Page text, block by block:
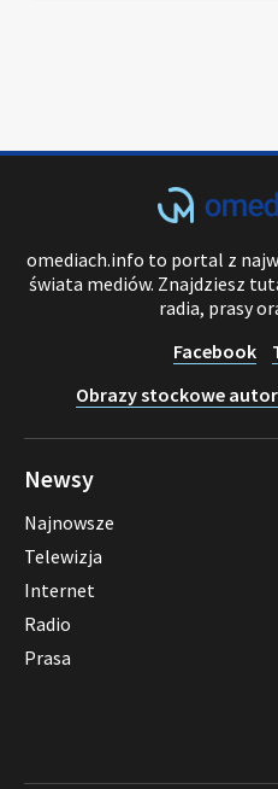
omediach.info to portal z
świata mediów. Znajdziesz
radia, prasy
Facebook
Obrazy stockowe
Newsy
Najnowsze
Telewizja
Internet
Radio
Prasa